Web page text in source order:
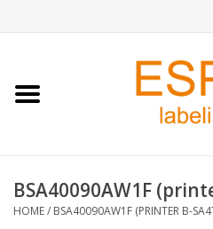
Home
Retail
BSA40090AW1F
HOME/ BSA40090AW1F (PRINTER B-